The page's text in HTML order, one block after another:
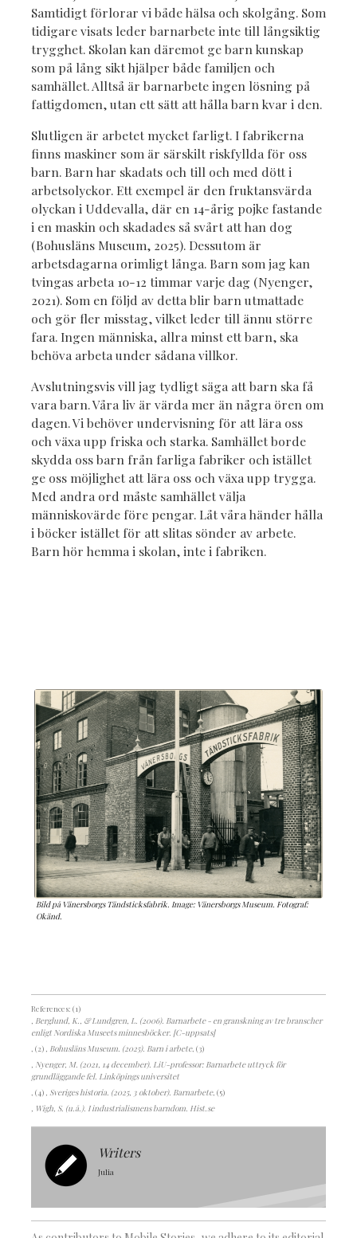
Samtidigt förlorar vi både hälsa och skolgång. Som
tidigare visats leder barnarbete inte till långsiktig
trygghet. Skolan kan däremot ge barn kunskap
som på lång sikt hjälper både familjen och
samhället. Alltså är barnarbete ingen lösning på
fattigdomen, utan ett sätt att hålla barn kvar i den.
Slutligen är arbetet mycket farligt. I fabrikerna
finns maskiner som är särskilt riskfyllda för oss
barn. Barn har skadats och till och med dött i
arbetsolyckor. Ett exempel är den fruktansvärda
olyckan i Uddevalla, där en 14-årig pojke fastande
i en maskin och skadades så svårt att han dog
(Bohusläns Museum, 2025). Dessutom är
arbetsdagarna orimligt långa. Barn som jag kan
tvingas arbeta 10-12 timmar varje dag (Nyenger,
2021). Som en följd av detta blir barn utmattade
och gör fler misstag, vilket leder till ännu större
fara. Ingen människa, allra minst ett barn, ska
behöva arbeta under sådana villkor.
Avslutningsvis vill jag tydligt säga att barn ska få
vara barn. Våra liv är värda mer än några ören om
dagen. Vi behöver undervisning för att lära oss
och växa upp friska och starka. Samhället borde
skydda oss barn från farliga fabriker och istället
ge oss möjlighet att lära oss och växa upp trygga.
Med andra ord måste samhället välja
människovärde före pengar. Låt våra händer hålla
i böcker istället för att slitas sönder av arbete.
Barn hör hemma i skolan, inte i fabriken.
Bild på Vänersborgs Tändsticksfabrik. Image: Vänersborgs Museum. Fotograf:
Okänd.
References: (1)
, Berglund, K., & Lundgren, L. (2006). Barnarbete - en granskning av tre branscher
enligt Nordiska Museets minnesböcker. [C-uppsats]
, (2) , Bohusläns Museum. (2025). Barn i arbete, (3)
, Nyenger, M. (2021, 14 december). LiU-professor: Barnarbete uttryck för
grundläggande fel. Linköpings universitet
, (4) , Sveriges historia. (2025, 3 oktober). Barnarbete, (5)
, Wigh, S. (u.å.). I industrialismens barndom. Hist.se
Writers
Julia